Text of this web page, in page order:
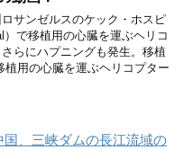
サンゼルスのケック・ホスピ
で移植用の心臓を運ぶヘリコ
らにハプニングも発生。移植
植用の心臓を運ぶヘリコプター
、三峡ダムの長江流域の